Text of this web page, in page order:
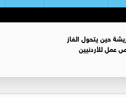
حين يتحول الغاز
عمل للأردنيين